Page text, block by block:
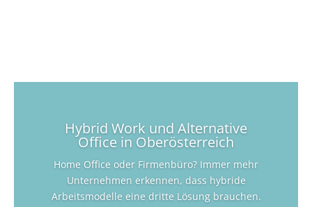
Hybrid Work und Alternative
Office in Oberösterreich
Home Office oder Firmenbüro? Immer mehr
Unternehmen erkennen, dass hybride
Arbeitsmodelle eine dritte Lösung brauchen.